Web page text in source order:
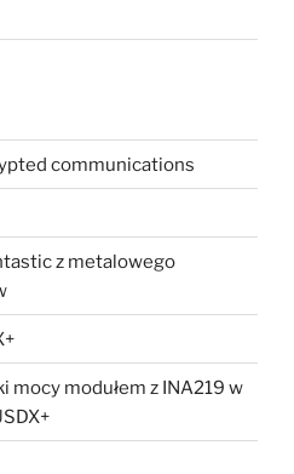
communications
z metalowego
mocy modułem z INA219 w